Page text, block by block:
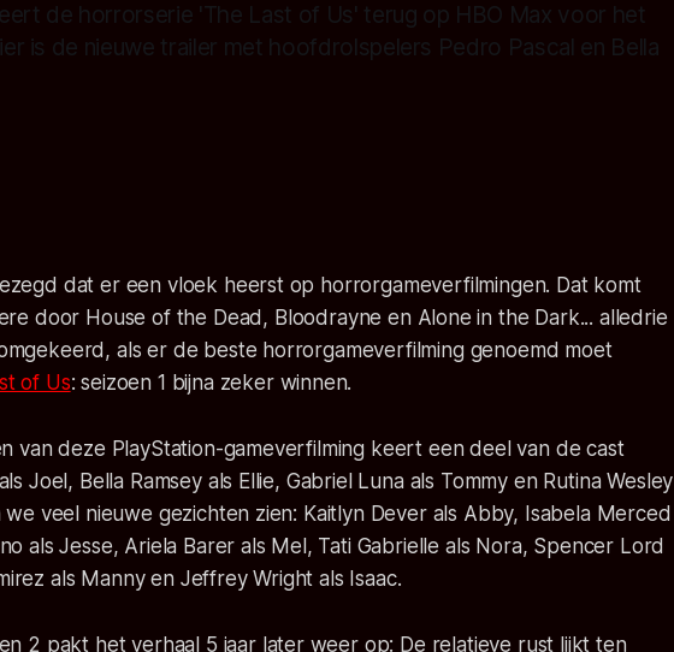
de horrorserie 'The Last of Us' terug op HBO Max voor het
is de nieuwe trailer met hoofdrolspelers Pedro Pascal en Bella
dat er een vloek heerst op horrorgameverfilmingen. Dat komt
door House of the Dead , Bloodrayne en Alone in the Dark... alledrie
als er de beste horrorgameverfilming genoemd moet
of Us: seizoen 1 bijna zeker winnen.
van deze PlayStation-gameverfilming keert een deel van de cast
Joel, Bella Ramsey als Ellie, Gabriel Luna als Tommy en Rutina Wesley
we veel nieuwe gezichten zien: Kaitlyn Dever als Abby, Isabela Merced
als Jesse, Ariela Barer als Mel, Tati Gabrielle als Nora, Spencer Lord
als Manny en Jeffrey Wright als Isaac.
2 pakt het verhaal 5 jaar later weer op: De relatieve rust lijkt ten